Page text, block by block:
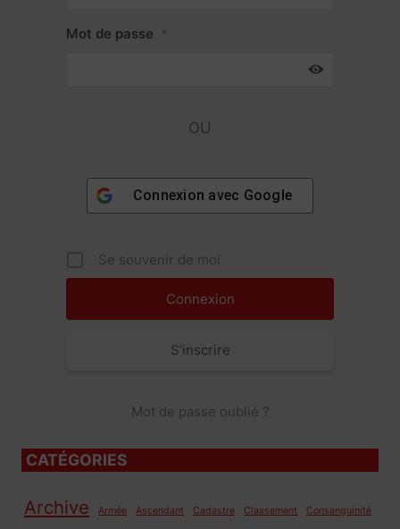
Mot de passe
OU
Connexion avec Google
Se souvenir de moi
S’inscrire
Mot de passe oublié ?
CATÉGORIES
Archive Armée Ascendant Cadastre Classement Consanguinité